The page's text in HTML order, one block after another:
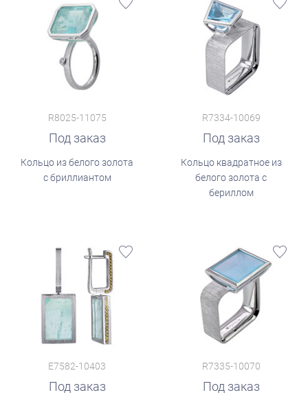
R8025-11075
Под заказ
Кольцо из белого золота
с бриллиантом
R7334-10069
Под заказ
Кольцо квадратное из
белого золота с
бериллом
E7582-10403
Под заказ
R7335-10070
Под заказ